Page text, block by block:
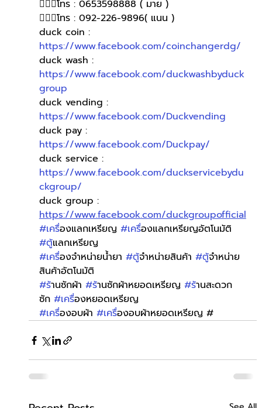
🙋🏻‍♀️โทร : 0653598888 ( มาย )
🙋🏻‍♀️โทร : 092-226-9896( แนน )
duck coin :
https://www.facebook.com/coinchangerdg/
duck wash :
https://www.facebook.com/duckwashbyduck
group
duck vending :
https://www.facebook.com/Duckvending
duck pay :
https://www.facebook.com/Duckpay/
duck service :
https://www.facebook.com/duckservicebydu
ckgroup/
duck group :
https://www.facebook.com/duckgroupofficial
#เครื่องแลกเหรียญ #เครื่องแลกเหรียญอัตโนมัติ
#ตู้แลกเหรียญ
#เครื่องจำหน่ายน้ำยา #ตู้จำหน่ายสินค้า #ตู้จำหน่าย
สินค้าอัตโนมัติ
#ร้านซักผ้า #ร้านซักผ้าหยอดเหรียญ #ร้านสะดวก
ซัก #เครื่องหยอดเหรียญ
#เครื่องอบผ้า #เครื่องอบผ้าหยอดเหรียญ #